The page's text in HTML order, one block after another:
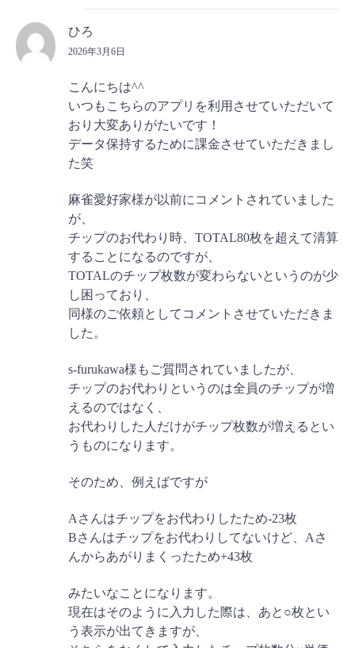
ひろ
2026年3月6日
こんにちは^^
いつもこちらのアプリを利用させていただいて
おり大変ありがたいです！
データ保持するために課金させていただきまし
た笑
麻雀愛好家様が以前にコメントされていました
が、
チップのお代わり時、TOTAL80枚を超えて清算
することになるのですが、
TOTALのチップ枚数が変わらないというのが少
し困っており、
同様のご依頼としてコメントさせていただきま
した。
s-furukawa様もご質問されていましたが、
チップのお代わりというのは全員のチップが増
えるのではなく、
お代わりした人だけがチップ枚数が増えるとい
うものになります。
そのため、例えばですが
Aさんはチップをお代わりしたため-23枚
Bさんはチップをお代わりしてないけど、Aさ
んからあがりまくったため+43枚
みたいなことになります。
現在はそのように入力した際は、あと○枚とい
う表示が出てきますが、